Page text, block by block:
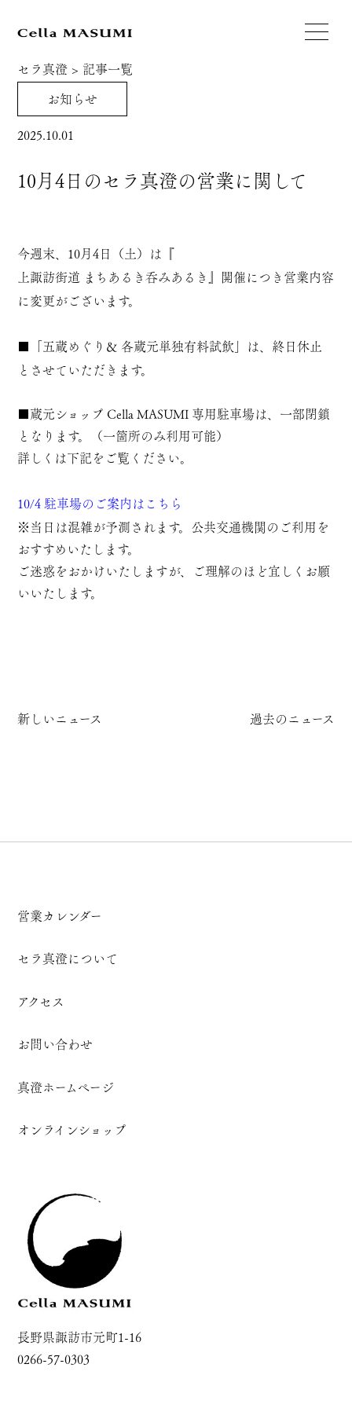
セラ真澄 > 記事一覧
お知らせ
2025.10.01
10月4日のセラ真澄の営業に関して
今週末、10月4日（土）は『
上諏訪街道 まちあるき呑みあるき
』開催につき営業内容
に変更がございます。
五蔵めぐり ＆ 各蔵元単独有料試飲」は、終日休止
とさせていただきます。
■蔵元ショップ Cella MASUMI 専用駐車場は、一部閉鎖
となります。（一箇所のみ利用可能）
詳しくは下記をご覧ください。
10/4 駐車場のご案内はこちら
※当日は混雑が予測されます。公共交通機関のご利用を
おすすめいたします。
ご迷惑をおかけいたしますが、ご理解のほど宜しくお願
いいたします。
新しいニュース 過去のニュース
営業カレンダー
セラ真澄について
アクセス
お問い合わせ
真澄ホームページ
オンラインショップ
長野県諏訪市元町1-16
0266-57-0303